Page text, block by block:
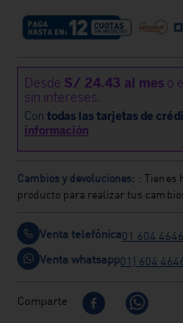
Cambios y devoluciones: : Tienes
producto para realizar tus
Venta telefónica01 604 4646
Venta whatsapp01) 604
Comparte